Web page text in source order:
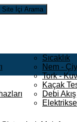
Sıcaklık
Nem -
Tork -
Kaçak
Debi Akış